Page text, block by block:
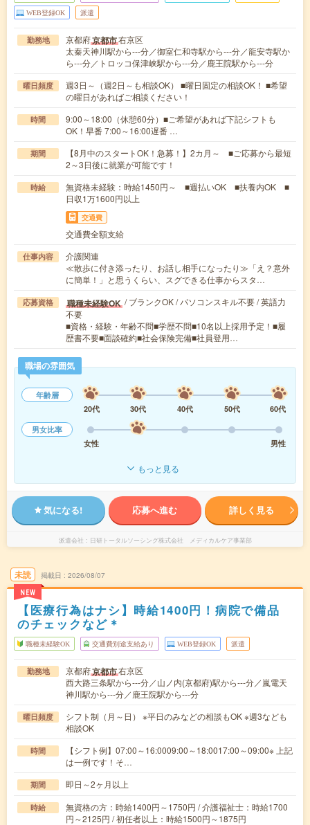
WEB登録OK 派遣
勤務地 京都府京都市右京区
太秦天神川駅から---分／御室仁和寺駅から---分／龍安寺駅か
ら---分／トロッコ保津峡駅から---分／鹿王院駅から---分
曜日頻度
週3日～（週2日～も相談OK） ■曜日固定の相談OK！ ■希望
の曜日があればご相談ください！
時間
9:00～18:00（休憩60分）■ご希望があれば下記シフトも
OK！早番 7:00～16:00遅番 …
期間
【8月中のスタートOK！急募！】2カ月～ ■ご応募から最短
2～3日後に就業が可能です！
時給
無資格未経験：時給1450円～ ■週払いOK ■扶養内OK ■
日収1万1600円以上
交通費
交通費全額支給
仕事内容
介護関連
≪散歩に付き添ったり、お話し相手になったり≫「え？意外
に簡単！」と思うくらい、スグできる仕事からスタ…
応募資格 職種未経験OK / ブランクOK / パソコンスキル不要 / 英語力
不要
■資格・経験・年齢不問■学歴不問■10名以上採用予定！■履
歴書不要■面談確約■社会保険完備■社員登用…
職場の雰囲気
年齢層
20代
30代 40代 50代
60代
男女比率
女性
男性
もっと見る
気になる! 応募へ進む 詳しく見る
派遣会社 日研トータルソーシング株式会社 メディカルケア事業部
未読
NEW
掲載日 2026/08/07
【医療行為はナシ】時給1400円！病院で備品
のチェックなど＊
職種未経験OK 交通費別途支給あり WEB登録OK 派遣
勤務地 京都府京都市右京区
西大路三条駅から---分／山ノ内(京都府)駅から---分／嵐電天
神川駅から---分／鹿王院駅から---分
曜日頻度
シフト制（月～日） ※平日のみなどの相談もOK ※週3なども
相談OK
時間
【シフト例】07:00～16:0009:00～18:0017:00～09:00※ 上記
は一例です！そ…
期間 即日～2ヶ月以上
時給
無資格の方：時給1400円～1750円 / 介護福祉士：時給1700
円～2125円 / 初任者以上：時給1500円～1875円